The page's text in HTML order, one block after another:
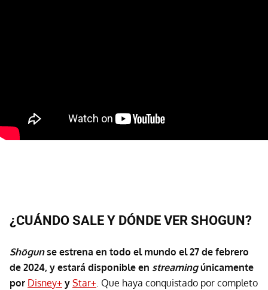
¿CUÁNDO SALE Y DÓNDE VER SHOGUN?
Shōgunse estrena en todo el mundo el 27 de febrero
de 2024, y estará disponible en streamingúnicamente
por Disney+ y Star+. Que haya conquistado por completo